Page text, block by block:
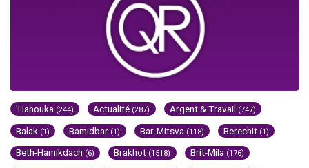
'Hanouka (244) Actualité (287) Argent & Travail (747)
Balak (1) Bamidbar (1) Bar-Mitsva (118) Berechit (1)
Beth-Hamikdach (6) Brakhot (1518) Brit-Mila (176)